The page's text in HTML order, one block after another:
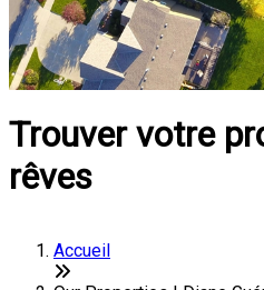
Trouver votre
rêves
Accueil